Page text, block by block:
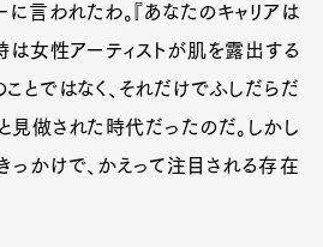
に言われたわ。『あなたのキャリアは
は女性アーティストが肌を露出する
とではなく、それだけでふしだらだ
見做された時代だったのだ。しかし
っかけで、かえって注目される存在